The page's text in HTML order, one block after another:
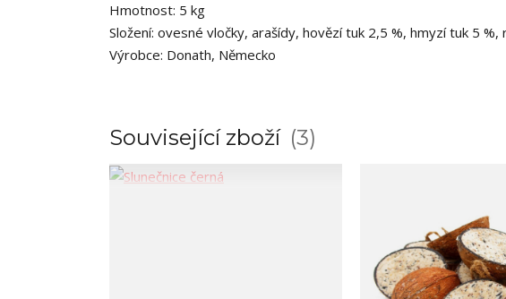
Hmotnost: 5 kg
Složení: ovesné vločky, arašídy, hovězí tuk 2,5 %, hmyzí tuk 5
Výrobce: Donath, Německo
Související zboží 3